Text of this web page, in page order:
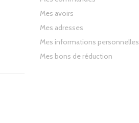
Mes avoirs
Mes adresses
Mes informations personnelles
Mes bons de réduction